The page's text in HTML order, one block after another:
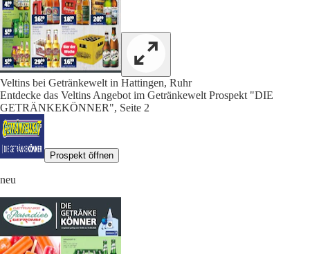
Veltins bei Getränkewelt in Hattingen, Ruhr
Entdecke das Veltins Angebot im Getränkewelt Prospekt "DIE
GETRÄNKEKÖNNER", Seite 2
Prospekt öffnen
neu